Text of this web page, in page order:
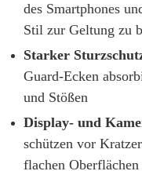
des Smartphones
Stil zur Geltung zu
Starker
Guard-Ecken
und Stößen
Display- und
schützen vor
flachen